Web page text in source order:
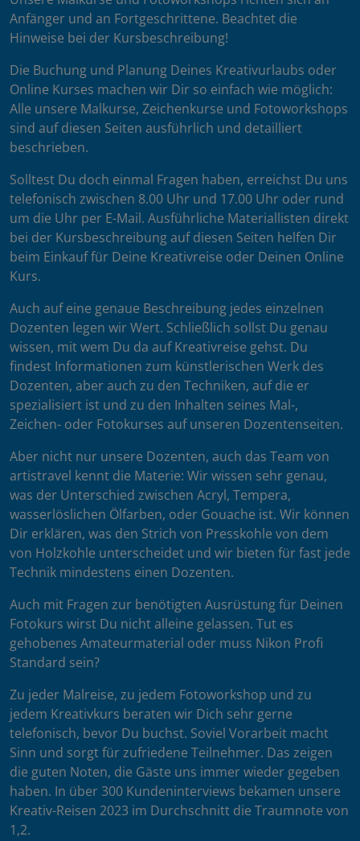
Anfänger und an Fortgeschrittene. Beachtet die
Hinweise bei der Kursbeschreibung!
Die Buchung und Planung Deines Kreativurlaubs oder
Online Kurses machen wir Dir so einfach wie möglich:
Alle unsere Malkurse, Zeichenkurse und Fotoworkshops
sind auf diesen Seiten ausführlich und detailliert
beschrieben.
Solltest Du doch einmal Fragen haben, erreichst Du uns
telefonisch zwischen 8.00 Uhr und 17.00 Uhr oder rund
um die Uhr per E-Mail. Ausführliche Materiallisten direkt
bei der Kursbeschreibung auf diesen Seiten helfen Dir
beim Einkauf für Deine Kreativreise oder Deinen Online
Kurs.
Auch auf eine genaue Beschreibung jedes einzelnen
Dozenten legen wir Wert. Schließlich sollst Du genau
wissen, mit wem Du da auf Kreativreise gehst. Du
findest Informationen zum künstlerischen Werk des
Dozenten, aber auch zu den Techniken, auf die er
spezialisiert ist und zu den Inhalten seines Mal-,
Zeichen- oder Fotokurses auf unseren Dozentenseiten.
Aber nicht nur unsere Dozenten, auch das Team von
artistravel kennt die Materie: Wir wissen sehr genau,
was der Unterschied zwischen Acryl, Tempera,
wasserlöslichen Ölfarben, oder Gouache ist. Wir können
Dir erklären, was den Strich von Presskohle von dem
von Holzkohle unterscheidet und wir bieten für fast jede
Technik mindestens einen Dozenten.
Auch mit Fragen zur benötigten Ausrüstung für Deinen
Fotokurs wirst Du nicht alleine gelassen. Tut es
gehobenes Amateurmaterial oder muss Nikon Profi
Standard sein?
Zu jeder Malreise, zu jedem Fotoworkshop und zu
jedem Kreativkurs beraten wir Dich sehr gerne
telefonisch, bevor Du buchst. Soviel Vorarbeit macht
Sinn und sorgt für zufriedene Teilnehmer. Das zeigen
die guten Noten, die Gäste uns immer wieder gegeben
haben. In über 300 Kundeninterviews bekamen unsere
Kreativ-Reisen 2023 im Durchschnitt die Traumnote von
1,2.